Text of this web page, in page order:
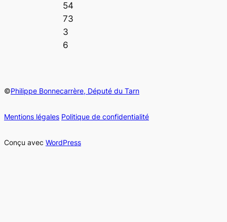
54
73
3
6
©Philippe Bonnecarrère, Député du Tarn
Mentions légales Politique de confidentialité
Conçu avec WordPress